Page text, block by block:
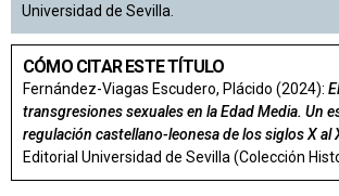
Universidad de Sevilla.
CÓMO CITAR ESTE TÍTULO
Fernández-Viagas Escudero, Plácido (2024):
transgresiones sexuales en la Edad Media. Un
regulación castellano-leonesa de los siglos X al
Editorial Universidad de Sevilla (Colección